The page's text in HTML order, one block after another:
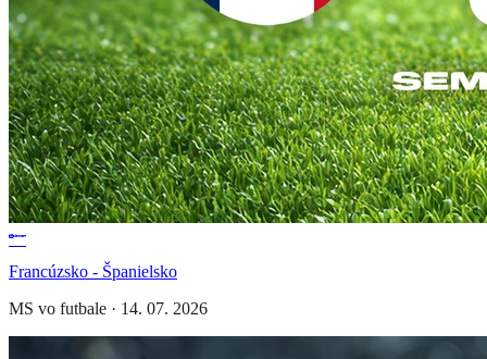
Francúzsko - Španielsko
MS vo futbale · 14. 07. 2026